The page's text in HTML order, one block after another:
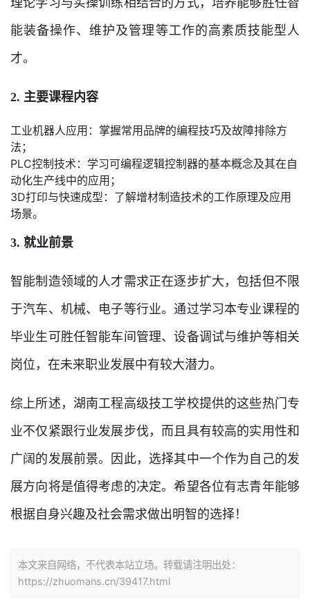
理论学习与实操训练相结合的方式，培养能够胜任智
能装备操作、维护及管理等工作的高素质技能型人
才。
2. 主要课程内容
工业机器人应用：掌握常用品牌的编程技巧及故障排除方
法；
PLC控制技术：学习可编程逻辑控制器的基本概念及其在自
动化生产线中的应用；
3D打印与快速成型：了解增材制造技术的工作原理及应用
场景。
3. 就业前景
智能制造领域的人才需求正在逐步扩大，包括但不限
于汽车、机械、电子等行业。通过学习本专业课程的
毕业生可胜任智能车间管理、设备调试与维护等相关
岗位，在未来职业发展中有较大潜力。
综上所述，湖南工程高级技工学校提供的这些热门专
业不仅紧跟行业发展步伐，而且具有较高的实用性和
广阔的发展前景。因此，选择其中一个作为自己的发
展方向将是值得考虑的决定。希望各位有志青年能够
根据自身兴趣及社会需求做出明智的选择！
本文来自网络，不代表本站立场。转载请注明出处：
https://zhuomans.cn/39417.html